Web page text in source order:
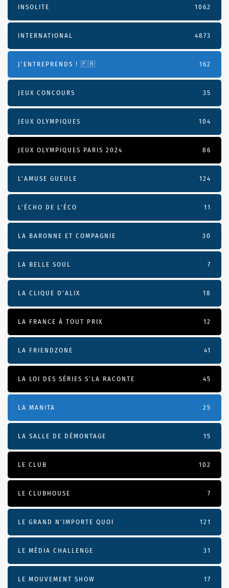
INSOLITE 1062
INTERNATIONAL 4873
J'ENTREPRENDS ! 🇫🇷 162
JEUX CONCOURS 35
JEUX OLYMPIQUES 104
JEUX OLYMPIQUES PARIS 2024 86
L'AMUSE GUEULE 124
L’ÉCHO DE L’ÉCO 11
LA BARONNE ET COMPAGNIE 30
LA BELLE SOUL 7
LA CLIQUE D'ALIX 18
LA FRANCE À TOUT PRIX 12
LA FRIENDZONE 41
LA LOI DES SÉRIES S'LA RACONTE 45
LA MANITA 25
LA SALLE DE DÉMONTAGE 15
LE CLUB 102
LE CLUBHOUSE 7
LE GRAND N’IMPORTE QUOI 121
LE MÉDIA CHALLENGE 31
LE MOUVEMENT SHOW 17